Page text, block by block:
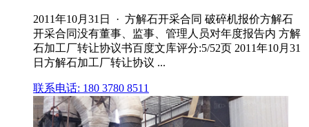
2011年10月31日 · 方解石开采合同 破碎机报价方解石
开采合同没有董事、监事、管理人员对年度报告内 方解
石加工厂转让协议书百度文库评分:5/52页 2011年10月31
日方解石加工厂转让协议 ...
联系电话: 180 3780 8511